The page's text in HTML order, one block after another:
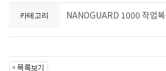
카테고리 NANOGUARD 1000 작업복